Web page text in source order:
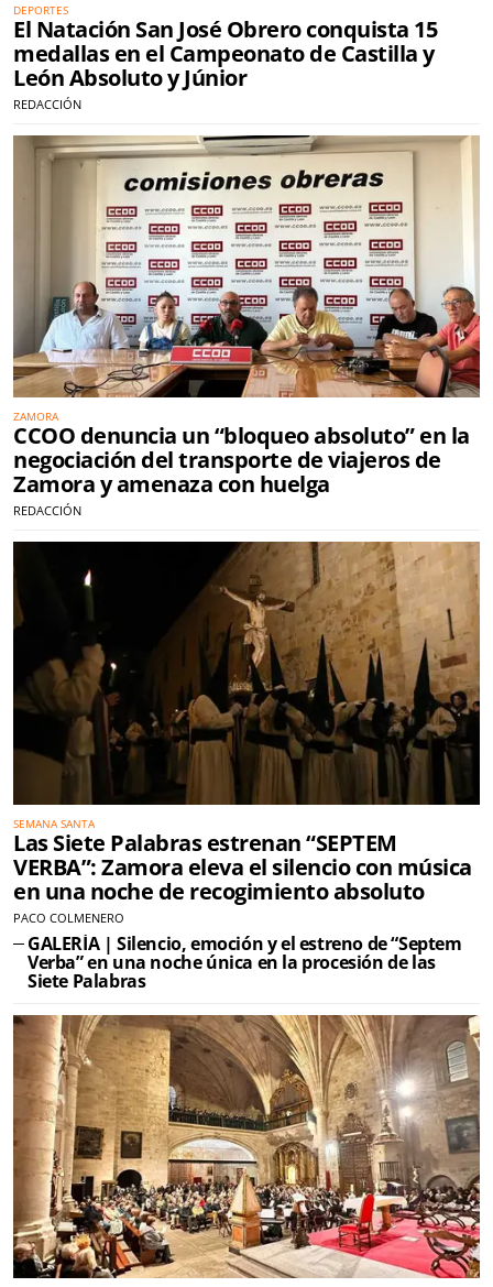
DEPORTES
El Natación San José Obrero conquista 15
medallas en el Campeonato de Castilla y
León Absoluto y Júnior
REDACCIÓN
ZAMORA
CCOO denuncia un “bloqueo absoluto” en la
negociación del transporte de viajeros de
Zamora y amenaza con huelga
REDACCIÓN
SEMANA SANTA
Las Siete Palabras estrenan “SEPTEM
VERBA”: Zamora eleva el silencio con música
en una noche de recogimiento absoluto
PACO COLMENERO
GALERÍA | Silencio, emoción y el estreno de “Septem
Verba” en una noche única en la procesión de las
Siete Palabras